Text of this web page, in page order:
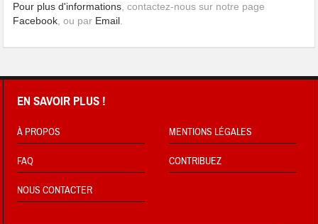
Pour plus d'informations, contactez-nous sur notre page
Facebook, ou par Email.
EN SAVOIR PLUS !
À PROPOS MENTIONS LÉGALES
FAQ CONTRIBUEZ
NOUS CONTACTER